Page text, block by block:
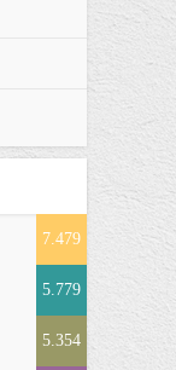
7.479
5.779
5.354